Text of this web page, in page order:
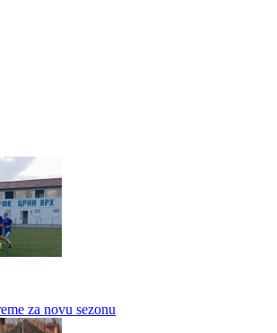
za novu sezonu